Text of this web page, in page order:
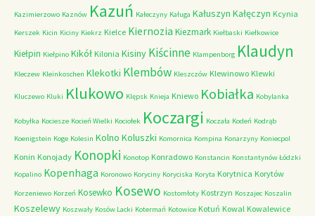
Kazimierzowo Kaznów Kazuń Kałeczyny Kaługa Kałuszyn Kałęczyn Kcynia
Kerszek Kicin Kiciny Kiekrz Kielce Kiernozia Kiezmark Kiełbaski Kiełkowice
Kiełpin Kiełpino Kikół Kilonia Kisiny Kiścinne Klampenborg Klaudyn
Kleczew Kleinkoschen Klekotki Klembów Kleszczów Klewinowo Klewki
Kluczewo Kluki Klukowo Klępsk Knieja Kniewo Kobiałka Kobylanka
Kobyłka Kociesze Kocień Wielki Kociołek Koczargi Koczała Kodeń Kodrąb
Koenigstein Koge Kolesin Kolno Koluszki Komornica Kompina Konarzyny Koniecpol
Konin Konojady Konopki Konotop Konradowo Konstancin Konstantynów Łódzki
Kopalino Kopenhaga Koronowo Koryciny Koryciska Koryta Korytnica Korytów
Korzeniewo Korzeń Kosewko Kosewo Kostomłoty Kostrzyn Koszajec Koszalin
Koszelewy Koszwały Kosów Lacki Kotermań Kotowice Kotuń Kowal Kowalewice